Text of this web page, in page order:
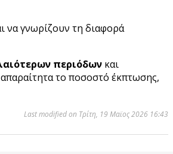
να γνωρίζουν τη διαφορά
περιόδων και
το ποσοστό έκπτωσης,
Last modified on Τρίτη, 19 Μαϊος 2026 16:43